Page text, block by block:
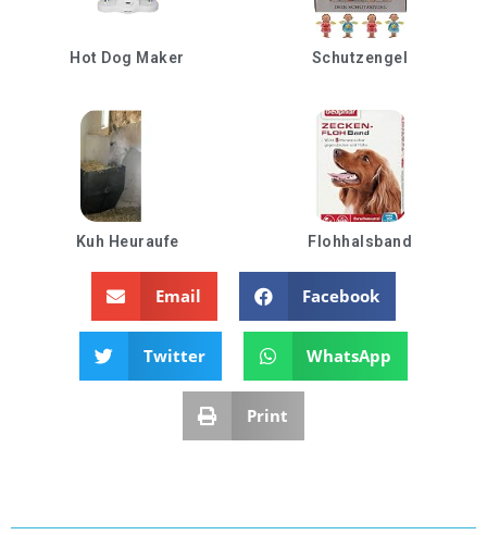
Hot Dog Maker Schutzengel
Kuh Heuraufe Flohhalsband
Email Facebook
Twitter WhatsApp
Print